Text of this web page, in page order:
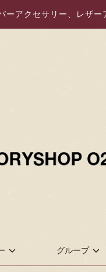
ーアクセサリー、レザ
グループ